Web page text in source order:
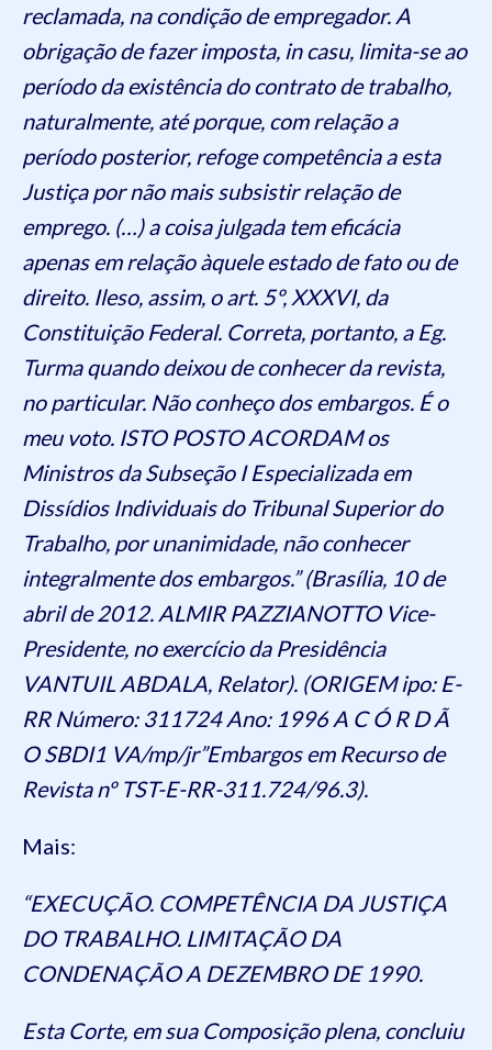
reclamada, na condição de empregador. A
obrigação de fazer imposta, in casu, limita-se ao
período da existência do contrato de trabalho,
naturalmente, até porque, com relação a
período posterior, refoge competência a esta
Justiça por não mais subsistir relação de
emprego. (…) a coisa julgada tem eficácia
apenas em relação àquele estado de fato ou de
direito. Ileso, assim, o art. 5º, XXXVI, da
Constituição Federal. Correta, portanto, a Eg.
Turma quando deixou de conhecer da revista,
no particular. Não conheço dos embargos. É o
meu voto. ISTO POSTO ACORDAM os
Ministros da Subseção I Especializada em
Dissídios Individuais do Tribunal Superior do
Trabalho, por unanimidade, não conhecer
integralmente dos embargos.” (Brasília, 10 de
abril de 2012. ALMIR PAZZIANOTTO Vice-
Presidente, no exercício da Presidência
VANTUIL ABDALA, Relator). (ORIGEM ipo: E-
RR Número: 311724 Ano: 1996 A C Ó R D Ã
O SBDI1 VA/mp/jr”Embargos em Recurso de
Revista nº TST-E-RR-311.724/96.3).
Mais:
“EXECUÇÃO. COMPETÊNCIA DA JUSTIÇA
DO TRABALHO. LIMITAÇÃO DA
CONDENAÇÃO A DEZEMBRO DE 1990.
Esta Corte, em sua Composição plena, concluiu